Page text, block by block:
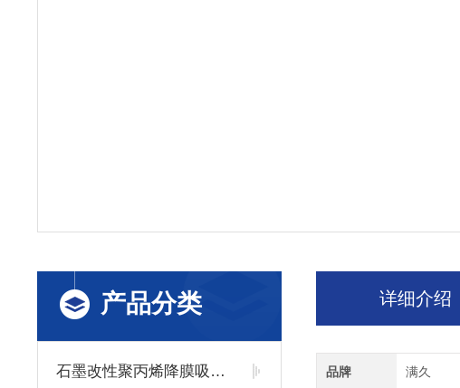
产品分类
石墨改性聚丙烯降膜吸收器
详细介绍
品牌 满久